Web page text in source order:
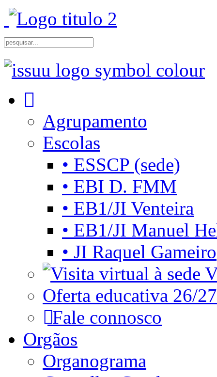
Agrupamento
Escolas
• ESSCP (sede)
• EBI D. FMM
• EB1/JI Venteira
• EB1/JI Manuel
• JI Raquel Gameiro
Oferta educativa 26/27
Fale connosco
Orgãos
Organograma